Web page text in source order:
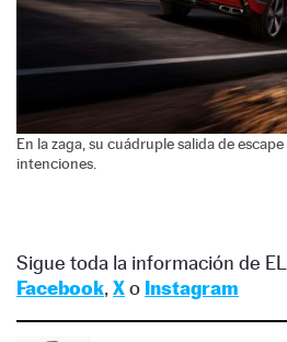
En la zaga, su cuádruple salida de
intenciones.
Sigue toda la información de
Facebook, Xo Instagram